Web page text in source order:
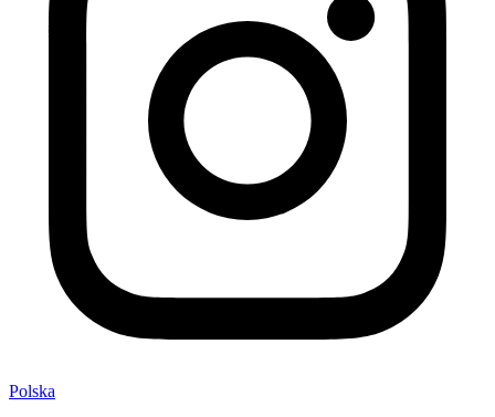
Polska